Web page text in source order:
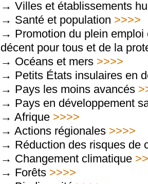
→ Villes et établissements
→ Santé et population >>>>
→ Promotion du plein emploi
décent pour tous et de la
→ Océans et mers >>>>
→ Petits États insulaires en
→ Pays les moins avancés
→ Pays en développement
→ Afrique >>>>
→ Actions régionales >>>>
→ Réduction des risques de
→ Changement climatique
→ Forêts >>>>